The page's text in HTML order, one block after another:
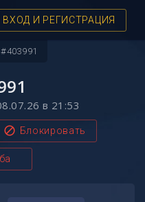
ВХОД И РЕГИСТРАЦИЯ
#403991
в 21:53
block Блокировать